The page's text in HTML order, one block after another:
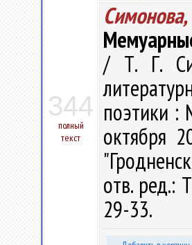
344
полный
текст
Симонова,
/ Т. Г.
поэтики :
октября
отв. ред.:
29-33.